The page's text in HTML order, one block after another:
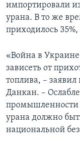
импортировали
урана. В то же
приходилось
«Война в
зависеть от
топлива, –
Данкан. –
промышленности
урана должно
национальной